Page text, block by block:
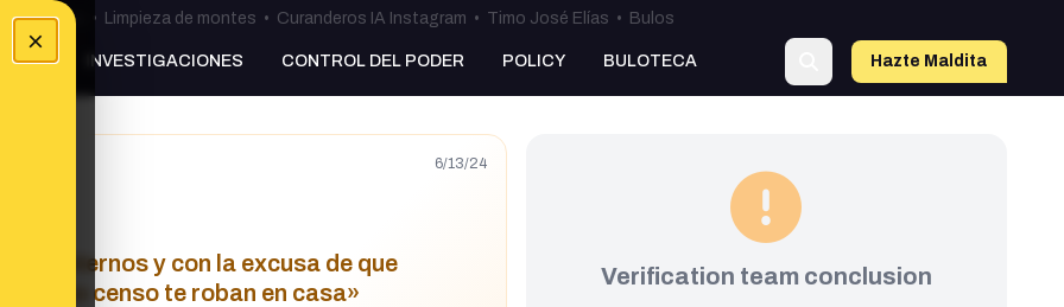
×
Ceuta • Limpieza de montes • Curanderos IA Instagram • Timo José Elías • Bulos
INVESTIGACIONES CONTROL DEL PODER POLICY BULOTECA Hazte Maldita
6/13/24
Internos y con la excusa de que
censo te roban en casa»
Verification team conclusion